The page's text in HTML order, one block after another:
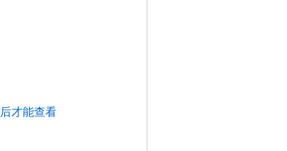
后才能查看